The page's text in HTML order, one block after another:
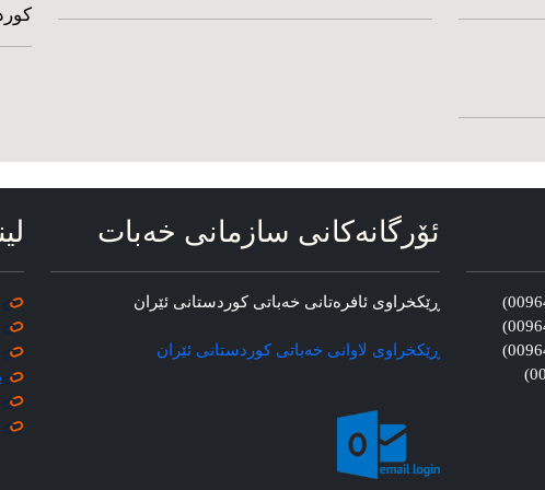
ئۆرگانه‌کانی سازمانی خه‌بات
ڕێکخراوی ئافره‌تانی خه‌باتی کوردستانی ئێران
ڕێکخراوی لاوانی خه‌باتی کوردستانی ئێران